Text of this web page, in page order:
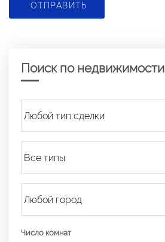
ОТПРАВИТЬ
Поиск по недвижимости
Число комнат